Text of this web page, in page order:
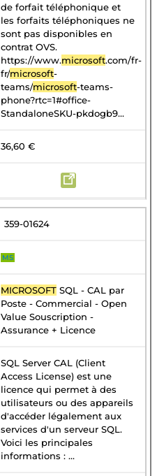
de forfait téléphonique et
les forfaits téléphoniques ne
sont pas disponibles en
contrat OVS.
https://www.microsoft.com/fr-
fr/microsoft-
teams/microsoft-teams-
phone?rtc=1#office-
StandaloneSKU-pkdogb9...
36,60 €
359-01624
MS
MICROSOFT SQL - CAL par
Poste - Commercial - Open
Value Souscription -
Assurance + Licence
SQL Server CAL (Client
Access License) est une
licence qui permet à des
utilisateurs ou des appareils
d'accéder légalement aux
services d'un serveur SQL.
Voici les principales
informations : ...